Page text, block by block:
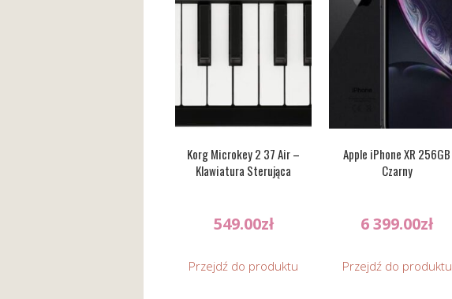
Korg Microkey 2 37 Air –
Klawiatura Sterująca
549.00zł
Przejdź do produktu
Apple iPhone XR 256GB
Czarny
6 399.00zł
Przejdź do produktu